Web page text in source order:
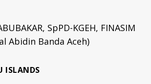
SpPD-KGEH, FINASIM
Abidin Banda Aceh)
ISLANDS